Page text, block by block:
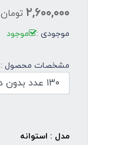
۲,۶۰۰,۰۰۰ تومان
موجودی : موجود
مشخصات محصول :
مدل : استوانه